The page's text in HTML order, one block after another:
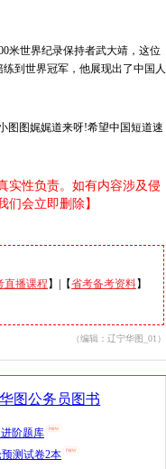
世界纪录保持者武大靖，这位
到世界冠军，他展现出了中国人
图娓娓道来呀!希望中国短道速
实性负责。如有内容涉及侵
们会立即删除】
直播课程】|【省考备考资料】
（编辑：辽宁华图_01）
阶题库
测试卷2本